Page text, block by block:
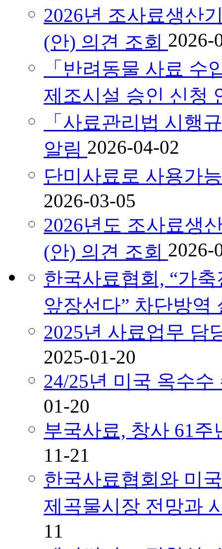
2026년 조사료생산
(안) 의견 조회 2026-
「반려동물 사료
제조시설 승인 신청
「사료관리법 시행
알림 2026-04-02
단미사료로 사용가
2026-03-05
2026년도 조사료생
(안) 의견 조회 2026-
한국사료협회, “가
앞장선다” 차단방역
2025년 사료업무 담
2025-01-20
24/25년 미국 옥수
01-20
부국사료, 창사 61
11-21
한국사료협회와 미
제곡물시장 전망과
11